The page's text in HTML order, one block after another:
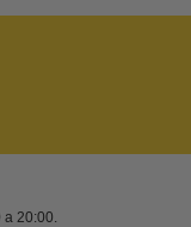
a 20:00.